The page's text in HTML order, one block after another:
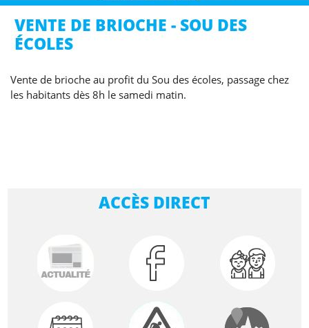
Village
Contact
VENTE DE BRIOCHE - SOU DES
ÉCOLES
Vente de brioche au profit du Sou des écoles, passage chez
les habitants dès 8h le samedi matin.
ACCÈS DIRECT